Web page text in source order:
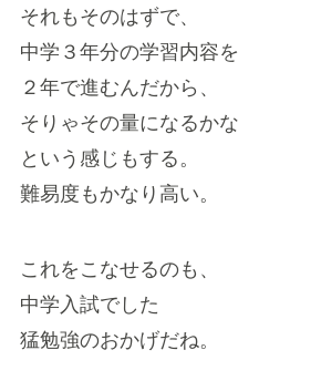
それもそのはずで、
中学３年分の学習内容を
２年で進むんだから、
そりゃその量になるかな
という感じもする。
難易度もかなり高い。
これをこなせるのも、
中学入試でした
猛勉強のおかげだね。